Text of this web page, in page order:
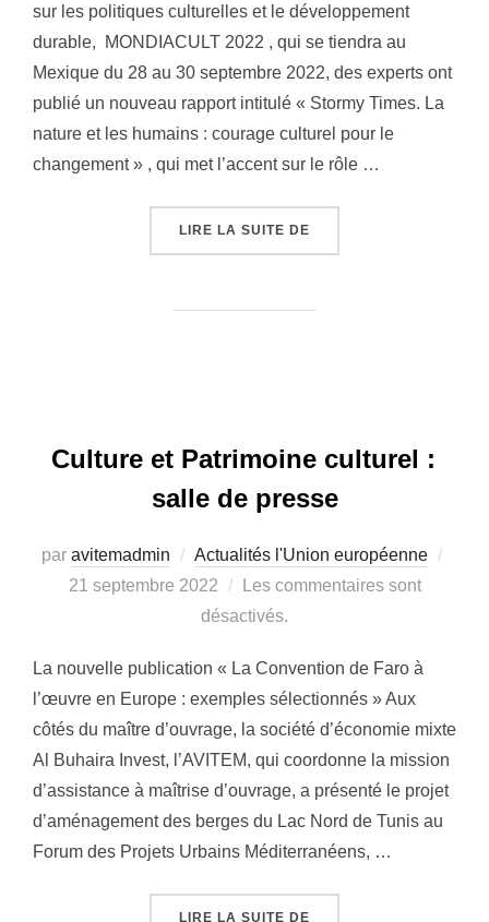
sur les politiques culturelles et le développement
durable, MONDIACULT 2022 , qui se tiendra au
Mexique du 28 au 30 septembre 2022, des experts ont
publié un nouveau rapport intitulé « Stormy Times. La
nature et les humains : courage culturel pour le
changement » , qui met l’accent sur le rôle …
LIRE LA SUITE DE
Culture et Patrimoine culturel :
salle de presse
par avitemadmin Actualités l'Union européenne
21 septembre 2022
Les commentaires sont
désactivés.
La nouvelle publication « La Convention de Faro à
l’œuvre en Europe : exemples sélectionnés » Aux
côtés du maître d’ouvrage, la société d’économie mixte
Al Buhaira Invest, l’AVITEM, qui coordonne la mission
d’assistance à maîtrise d’ouvrage, a présenté le projet
d’aménagement des berges du Lac Nord de Tunis au
Forum des Projets Urbains Méditerranéens, …
LIRE LA SUITE DE